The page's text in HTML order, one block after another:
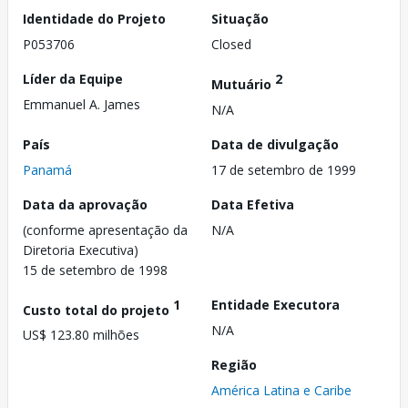
Identidade do Projeto
P053706
Situação
Closed
Líder da Equipe
Emmanuel A. James
Mutuário 2
N/A
País
Panamá
Data de divulgação
17 de setembro de 1999
Data da aprovação
(conforme apresentação da
Diretoria Executiva)
15 de setembro de 1998
Data Efetiva
N/A
Custo total do projeto 1
US$ 123.80 milhões
Entidade Executora
N/A
Região
América Latina e Caribe